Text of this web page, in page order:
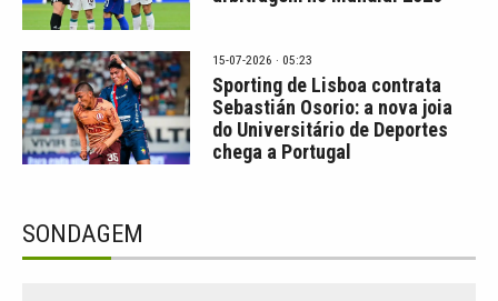
15-07-2026 · 05:23
Sporting de Lisboa contrata
Sebastián Osorio: a nova joia
do Universitário de Deportes
chega a Portugal
SONDAGEM